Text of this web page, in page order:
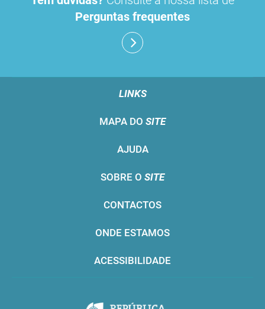
Perguntas frequentes
LINKS
MAPA DO SITE
AJUDA
SOBRE O SITE
CONTACTOS
ONDE ESTAMOS
ACESSIBILIDADE